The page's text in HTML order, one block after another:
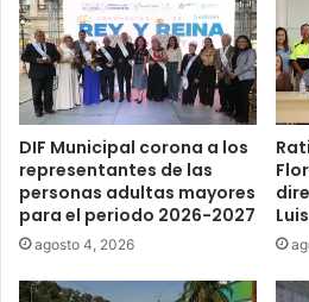
DIF Municipal corona a los
representantes de las
personas adultas mayores
para el periodo 2026-2027
agosto 4, 2026